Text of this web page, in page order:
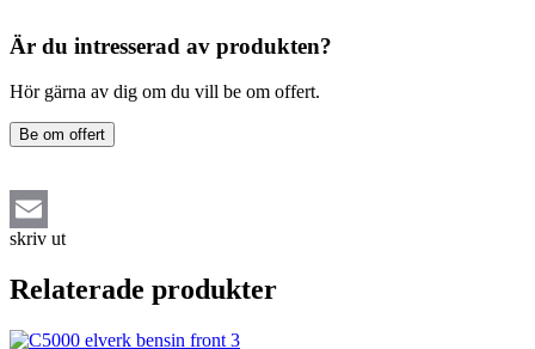
Är du intresserad av produkten?
Hör gärna av dig om du vill be om offert.
Be om offert
Email
skriv ut
Relaterade produkter